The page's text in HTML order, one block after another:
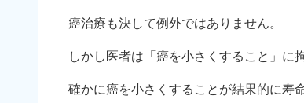
癌治療も決して例外ではありません。
しかし医者は「癌を小さくすること」に
確かに癌を小さくすることが結果的に寿